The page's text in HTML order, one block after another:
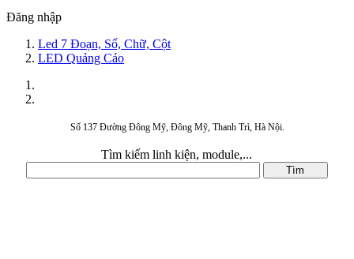
Đăng nhập
Led 7 Đoạn, Số, Chữ, Cột
LED Quảng Cáo
Số 137 Đường Đông Mỹ, Đông Mỹ, Thanh Trì, Hà Nội.
Tìm kiếm linh kiện, module,...